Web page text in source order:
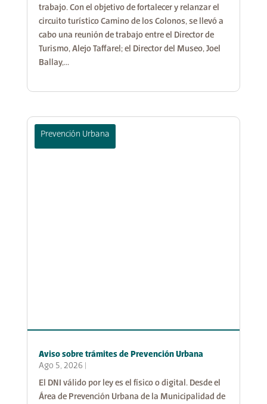
trabajo. Con el objetivo de fortalecer y relanzar el
circuito turístico Camino de los Colonos, se llevó a
cabo una reunión de trabajo entre el Director de
Turismo, Alejo Taffarel; el Director del Museo, Joel
Ballay,...
Aviso sobre trámites de Prevención Urbana
Ago 5, 2026
Prevención Urbana
El DNI válido por ley es el físico o digital. Desde el
Área de Prevención Urbana de la Municipalidad de